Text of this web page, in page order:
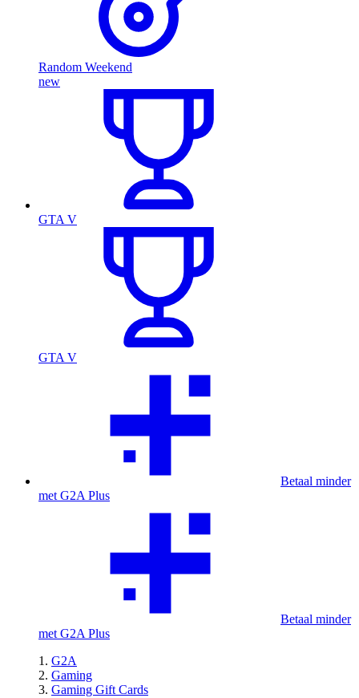
Random Weekend
new
GTA V
GTA V
Betaal minder
met G2A Plus
Betaal minder
met G2A Plus
G2A
Gaming
Gaming Gift Cards